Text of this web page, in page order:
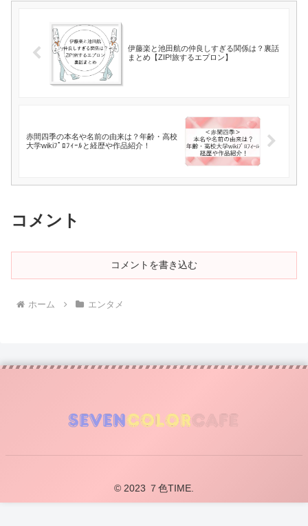
伊藤楽と池田航の仲良しすぎる関係は？裏話
まとめ【ZIP!旅するエプロン】
赤間四季の本名や名前の由来は？年齢・高校
大学wikiﾌﾟﾛﾌｨｰﾙと経歴や作品紹介！
コメント
コメントを書き込む
ホーム エンタメ
© 2023 ７色TIME.